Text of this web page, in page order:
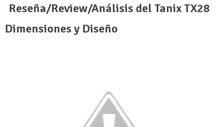
Reseña/Review/Análisis del Tanix TX28
Dimensiones y Diseño